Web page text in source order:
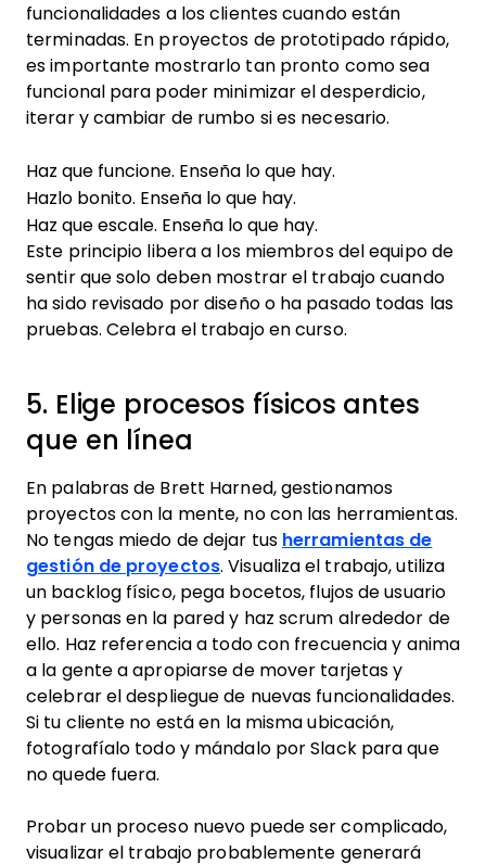
funcionalidades a los clientes cuando están
terminadas. En proyectos de prototipado rápido,
es importante mostrarlo tan pronto como sea
funcional para poder minimizar el desperdicio,
iterar y cambiar de rumbo si es necesario.
Haz que funcione. Enseña lo que hay.
Hazlo bonito. Enseña lo que hay.
Haz que escale. Enseña lo que hay.
Este principio libera a los miembros del equipo de
sentir que solo deben mostrar el trabajo cuando
ha sido revisado por diseño o ha pasado todas las
pruebas. Celebra el trabajo en curso.
5. Elige procesos físicos antes
que en línea
En palabras de Brett Harned, gestionamos
proyectos con la mente, no con las herramientas.
No tengas miedo de dejar tus herramientas de
gestión de proyectos. Visualiza el trabajo, utiliza
un backlog físico, pega bocetos, flujos de usuario
y personas en la pared y haz scrum alrededor de
ello. Haz referencia a todo con frecuencia y anima
a la gente a apropiarse de mover tarjetas y
celebrar el despliegue de nuevas funcionalidades.
Si tu cliente no está en la misma ubicación,
fotografíalo todo y mándalo por Slack para que
no quede fuera.
Probar un proceso nuevo puede ser complicado,
visualizar el trabajo probablemente generará